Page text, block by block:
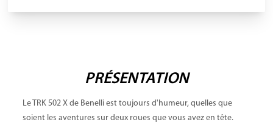
PRÉSENTATION
Le TRK 502 X de Benelli est toujours d'humeur, quelles que
soient les aventures sur deux roues que vous avez en tête.